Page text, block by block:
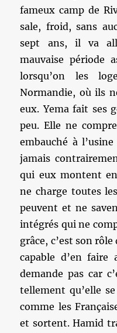
fameux camp de
sale, froid, sans
sept ans, il va
mauvaise période
lorsqu’on les
Normandie, où ils
eux. Yema fait ses
peu. Elle ne
embauché à
jamais
qui eux montent
ne charge toutes
peuvent et ne
intégrés qui ne
grâce, c’est son
capable d’en
demande pas car
tellement qu’elle
comme les
et sortent. Hamid